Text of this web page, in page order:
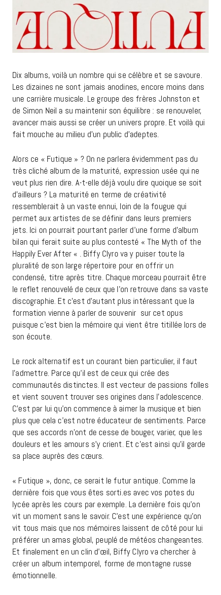
Dix albums, voilà un nombre qui se célèbre et se savoure.
Les dizaines ne sont jamais anodines, encore moins dans
une carrière musicale. Le groupe des frères Johnston et
de Simon Neil a su maintenir son équilibre : se renouveler,
avancer mais aussi se créer un univers propre. Et voilà qui
fait mouche au milieu d’un public d’adeptes.
Alors ce « Futique » ? On ne parlera évidemment pas du
très cliché album de la maturité, expression usée qui ne
veut plus rien dire. A-t-elle déjà voulu dire quoique se soit
d’ailleurs ? La maturité en terme de créativité
ressemblerait à un vaste ennui, loin de la fougue qui
permet aux artistes de se définir dans leurs premiers
jets. Ici on pourrait pourtant parler d’une forme d’album
bilan qui ferait suite au plus contesté « The Myth of the
Happily Ever After « . Biffy Clyro va y puiser toute la
pluralité de son large répertoire pour en offrir un
condensé, titre après titre. Chaque morceau pourrait être
le reflet renouvelé de ceux que l’on retrouve dans sa vaste
discographie. Et c’est d’autant plus intéressant que la
formation vienne à parler de souvenir sur cet opus
puisque c’est bien la mémoire qui vient être titillée lors de
son écoute.
Le rock alternatif est un courant bien particulier, il faut
l’admettre. Parce qu’il est de ceux qui crée des
communautés distinctes. Il est vecteur de passions folles
et vient souvent trouver ses origines dans l’adolescence.
C’est par lui qu’on commence à aimer la musique et bien
plus que cela c’est notre éducateur de sentiments. Parce
que ses accords n’ont de cesse de bouger, varier, que les
douleurs et les amours s’y crient. Et c’est ainsi qu’il garde
sa place auprès des cœurs.
« Futique », donc, ce serait le futur antique. Comme la
dernière fois que vous êtes sorti.es avec vos potes du
lycée après les cours par exemple. La dernière fois qu’on
vit un moment sans le savoir. C’est une expérience qu’on
vit tous mais que nos mémoires laissent de côté pour lui
préférer un amas global, peuplé de météos changeantes.
Et finalement en un clin d’œil, Biffy Clyro va chercher à
créer un album intemporel, forme de montagne russe
émotionnelle.